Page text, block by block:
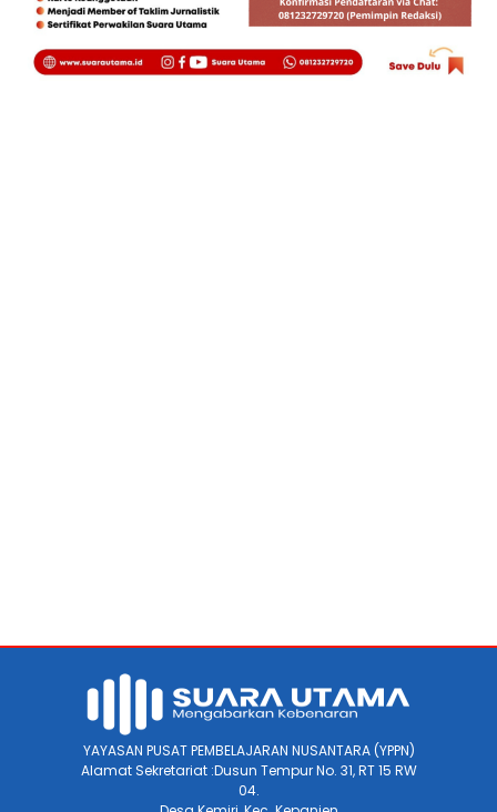
YAYASAN PUSAT PEMBELAJARAN NUSANTARA (YPPN)
Alamat Sekretariat :Dusun Tempur No. 31, RT 15 RW
04.